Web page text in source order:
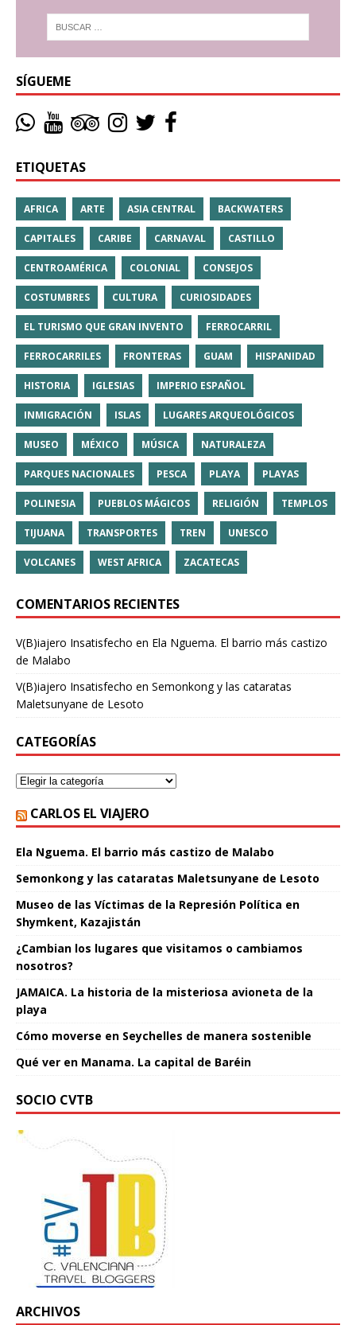
SÍGUEME
ETIQUETAS
AFRICA ARTE ASIA CENTRAL BACKWATERS
CAPITALES CARIBE CARNAVAL CASTILLO
CENTROAMÉRICA COLONIAL CONSEJOS
COSTUMBRES CULTURA CURIOSIDADES
EL TURISMO QUE GRAN INVENTO FERROCARRIL
FERROCARRILES FRONTERAS GUAM HISPANIDAD
HISTORIA IGLESIAS IMPERIO ESPAÑOL
INMIGRACIÓN ISLAS LUGARES ARQUEOLÓGICOS
MUSEO MÉXICO MÚSICA NATURALEZA
PARQUES NACIONALES PESCA PLAYA PLAYAS
POLINESIA PUEBLOS MÁGICOS RELIGIÓN TEMPLOS
TIJUANA TRANSPORTES TREN UNESCO
VOLCANES WEST AFRICA ZACATECAS
COMENTARIOS RECIENTES
V(B)iajero Insatisfecho en Ela Nguema. El barrio más castizo
de Malabo
V(B)iajero Insatisfecho en Semonkong y las cataratas
Maletsunyane de Lesoto
CATEGORÍAS
CARLOS EL VIAJERO
Ela Nguema. El barrio más castizo de Malabo
Semonkong y las cataratas Maletsunyane de Lesoto
Museo de las Víctimas de la Represión Política en
Shymkent, Kazajistán
¿Cambian los lugares que visitamos o cambiamos
nosotros?
JAMAICA. La historia de la misteriosa avioneta de la
playa
Cómo moverse en Seychelles de manera sostenible
Qué ver en Manama. La capital de Baréin
SOCIO CVTB
ARCHIVOS